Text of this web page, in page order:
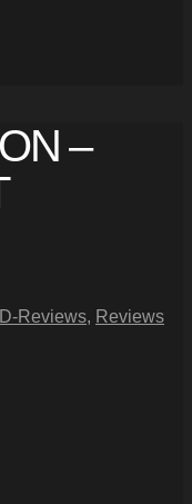
–
Reviews, Reviews